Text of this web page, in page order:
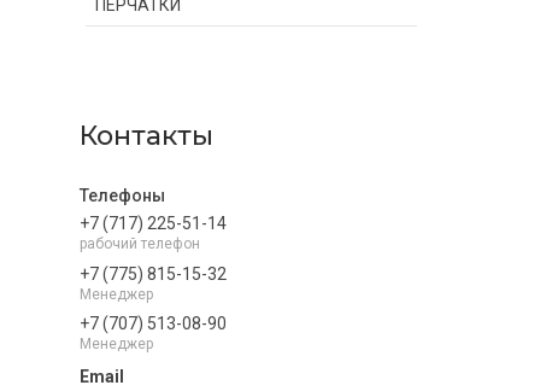
ПЕРЧАТКИ
Контакты
+7 (717) 225-51-14
рабочий телефон
+7 (775) 815-15-32
Менеджер
+7 (707) 513-08-90
Менеджер